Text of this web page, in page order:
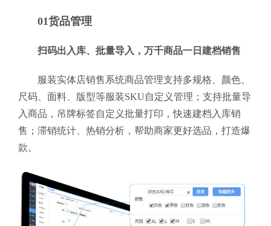
01货品管理
扫码出入库、批量导入，万千商品一日建档销售
服装实体店销售系统商品管理支持多规格、颜色、
尺码、面料、版型等服装SKU自定义管理；支持批量导
入商品，吊牌标签自定义批量打印，快速建档入库销
售；滞销统计、热销分析，帮助商家更好选品，打造爆
款。